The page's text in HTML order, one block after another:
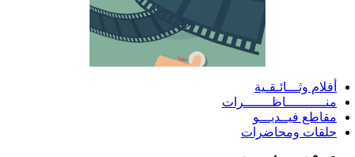
أفلام وثـــائـقـية
منــــــــــاظـــــــرات
مقاطع فيــديـــو
حلقات ومحاضرات